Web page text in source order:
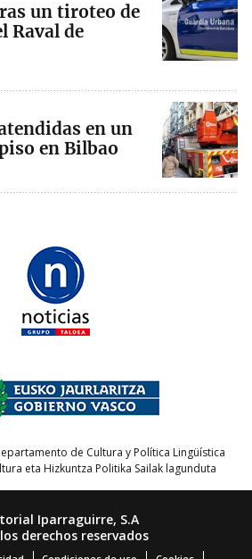
un tiroteo de
Raval de
en un
en Bilbao
de Cultura y Política Lingüística
eta Hizkuntza Politika Sailak lagunduta
Iparraguirre, S.A
derechos reservados